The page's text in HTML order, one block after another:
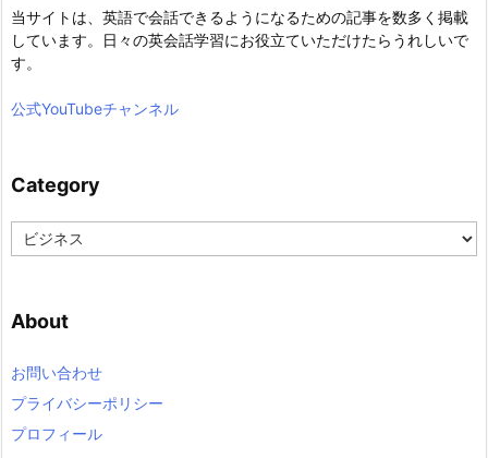
当サイトは、英語で会話できるようになるための記事を数多く掲載
しています。日々の英会話学習にお役立ていただけたらうれしいで
す。
公式YouTubeチャンネル
Category
a
g
r
About
お問い合わせ
プライバシーポリシー
プロフィール